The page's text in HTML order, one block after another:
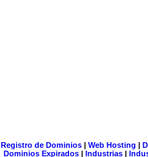
Registro de Dominios| Web Hosting |
Dominios Expirados | Industrias |